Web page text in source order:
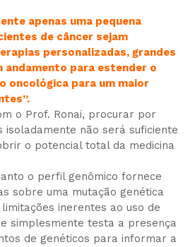
apenas uma pequena
de câncer sejam
personalizadas, grandes
andamento para estender o
oncológica para um maior
o Prof. Ronai, procurar por
isoladamente não será suficiente
o potencial total da medicina
o perfil genômico fornece
sobre uma mutação genética
inerentes ao uso de
simplesmente testa a presença
de genéticos para informar a